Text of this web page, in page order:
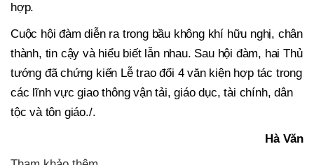
hợp.
Cuộc hội đàm diễn ra trong bầu không khí hữu nghị, chân
thành, tin cậy và hiểu biết lẫn nhau. Sau hội đàm, hai Thủ
tướng đã chứng kiến Lễ trao đổi 4 văn kiện hợp tác trong
các lĩnh vực giao thông vận tải, giáo dục, tài chính, dân
tộc và tôn giáo./.
Hà Văn